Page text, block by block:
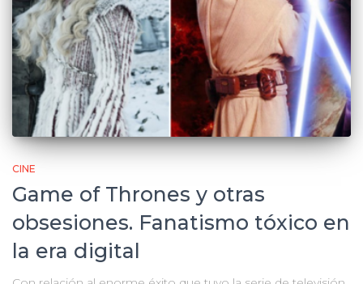
CINE
Game of Thrones y otras
obsesiones. Fanatismo tóxico en
la era digital